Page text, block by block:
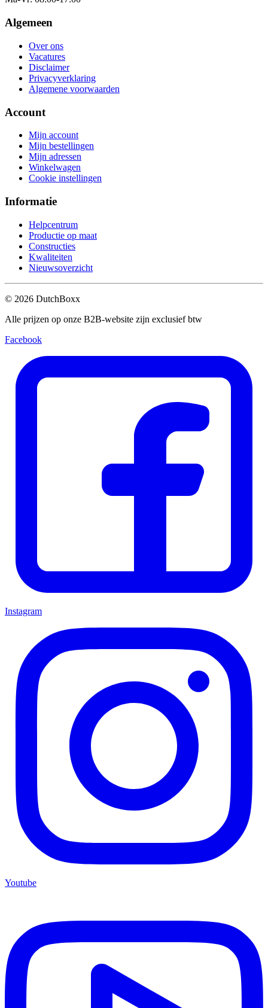
Algemeen
Over ons
Vacatures
Disclaimer
Privacyverklaring
Algemene voorwaarden
Account
Mijn account
Mijn bestellingen
Mijn adressen
Winkelwagen
Cookie instellingen
Informatie
Helpcentrum
Productie op maat
Constructies
Kwaliteiten
Nieuwsoverzicht
© 2026 DutchBoxx
Alle prijzen op onze B2B-website zijn exclusief btw
Facebook
Instagram
Youtube